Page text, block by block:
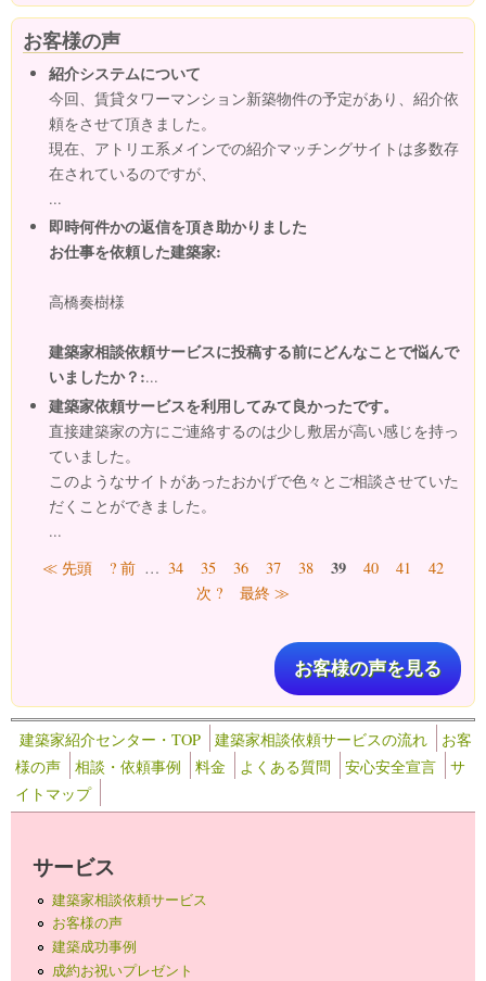
お客様の声
紹介システムについて
今回、賃貸タワーマンション新築物件の予定があり、紹介依
頼をさせて頂きました。
現在、アトリエ系メインでの紹介マッチングサイトは多数存
在されているのですが、
...
即時何件かの返信を頂き助かりました
お仕事を依頼した建築家:
高橋奏樹様
建築家相談依頼サービスに投稿する前にどんなことで悩んで
いましたか？:...
建築家依頼サービスを利用してみて良かったです。
直接建築家の方にご連絡するのは少し敷居が高い感じを持っ
ていました。
このようなサイトがあったおかげで色々とご相談させていた
だくことができました。
...
ページ
≪ 先頭 ? 前 … 34 35 36 37 38 39 40 41
42
次 ?
最終 ≫
お客様の声を見る
建築家紹介センター・TOP 建築家相談依頼サービスの流れ
お客
様の声
相談・依頼事例 料金 よくある質問 安心安全宣言
サ
イトマップ
サービス
建築家相談依頼サービス
お客様の声
建築成功事例
成約お祝いプレゼント